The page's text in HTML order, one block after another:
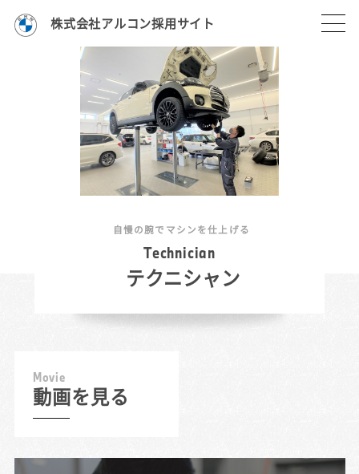
株式会社アルコン採用サイト
Technician
テクニシャン
自慢の腕でマシンを仕上げる
Movie
動画を見る